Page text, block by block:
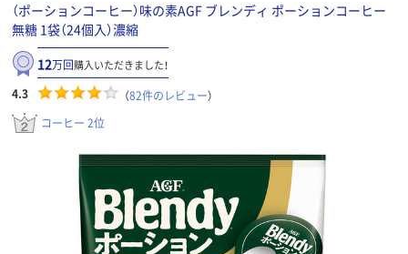
（ポーションコーヒー）味の素AGF ブレンディ ポーションコーヒー
無糖 1袋（24個入）濃縮
12万回購入いただきました！
4.3 （82件のレビュー）
コーヒー 2位